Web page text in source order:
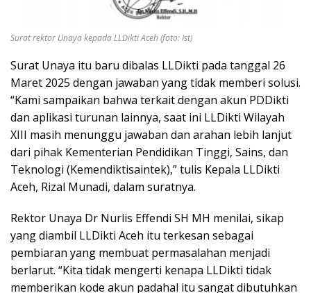
Surat rektor Unaya kepada LLDikti Aceh (foto: Ist)
Surat Unaya itu baru dibalas LLDikti pada tanggal 26
Maret 2025 dengan jawaban yang tidak memberi solusi.
“Kami sampaikan bahwa terkait dengan akun PDDikti
dan aplikasi turunan lainnya, saat ini LLDikti Wilayah
XIII masih menunggu jawaban dan arahan lebih lanjut
dari pihak Kementerian Pendidikan Tinggi, Sains, dan
Teknologi (Kemendiktisaintek),” tulis Kepala LLDikti
Aceh, Rizal Munadi, dalam suratnya.
Rektor Unaya Dr Nurlis Effendi SH MH menilai, sikap
yang diambil LLDikti Aceh itu terkesan sebagai
pembiaran yang membuat permasalahan menjadi
berlarut. “Kita tidak mengerti kenapa LLDikti tidak
memberikan kode akun padahal itu sangat dibutuhkan